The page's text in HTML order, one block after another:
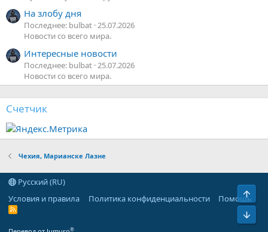
На злобу дня
Последнее: bulbat 25.07.2026
Новости со всего мира.
Интересные новости
Последнее: bulbat 25.07.2026
Новости со всего мира.
Счетчик
Чехия, Марианске Лазне
Русский (RU)
Условия и правила
Политика конфиденциальности Помощь
R
®